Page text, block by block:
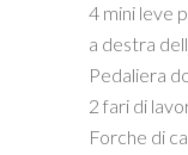
4 mini leve
a destra
Pedaliera
2 fari di
Forche di